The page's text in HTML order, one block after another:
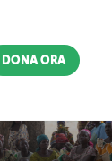
DONA ORA